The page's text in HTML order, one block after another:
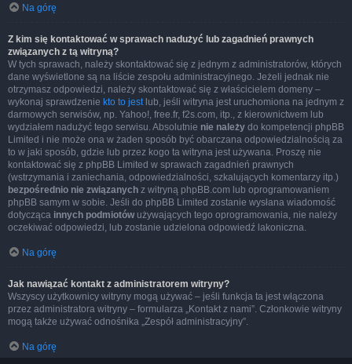
Na górę
Z kim się kontaktować w sprawach nadużyć lub zagadnień prawnych
związanych z tą witryną?
W tych sprawach, należy skontaktować się z jednym z administratorów, których
dane wyświetlone są na liście zespołu administracyjnego. Jeżeli jednak nie
otrzymasz odpowiedzi, należy skontaktować się z właścicielem domeny –
wykonaj sprawdzenie kto to jestlub, jeśli witryna jest uruchomiona na jednym z
darmowych serwisów, np. Yahoo!, free.fr, f2s.com, itp., z kierownictwem lub
wydziałem nadużyć tego serwisu. Absolutnie nie należy do kompetencji phpBB
Limited i nie może ona w żaden sposób być obarczana odpowiedzialnością za
to w jaki sposób, gdzie lub przez kogo ta witryna jest używana. Proszę nie
kontaktować się z phpBB Limited w sprawach zagadnień prawnych
(wstrzymania i zaniechania, odpowiedzialności, szkalujących komentarzy itp.)
bezpośrednio nie związanych z witryną phpBB.com lub oprogramowaniem
phpBB samym w sobie. Jeśli do phpBB Limited zostanie wysłana wiadomość
dotycząca innych podmiotów używających tego oprogramowania, nie należy
oczekiwać odpowiedzi, lub zostanie udzielona odpowiedź lakoniczna.
Na górę
Jak nawiązać kontakt z administratorem witryny?
Wszyscy użytkownicy witryny mogą używać – jeśli funkcja ta jest włączona
przez administratora witryny – formularza „Kontakt z nami”. Członkowie witryny
mogą także używać odnośnika „Zespół administracyjny”.
Na górę